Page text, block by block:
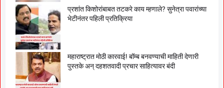
प्रशांत किशोरांबाबत तटकरे काय म्हणाले? सुनेत्रा पवारांच्या
भेटीनंतर पहिली प्रतिक्रिया
महाराष्ट्रात मोठी कारवाई! बॉम्ब बनवण्याची माहिती देणारी
पुस्तके अन् दहशतवादी प्रचार साहित्यावर बंदी